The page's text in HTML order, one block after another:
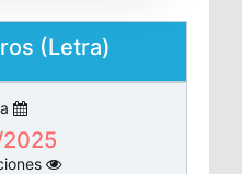
(Letra)